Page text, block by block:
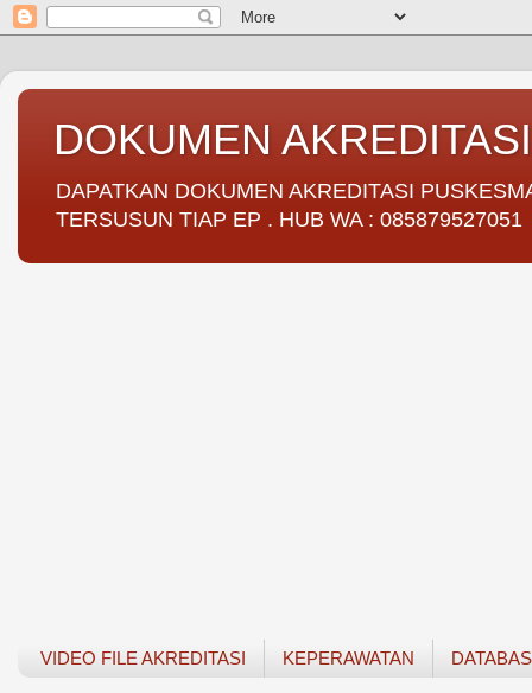
DOKUMEN
DAPATKAN DOKUMEN AKREDITASI
TERSUSUN TIAP EP . HUB WA : 085879527051
VIDEO FILE AKREDITASI KEPERAWATAN